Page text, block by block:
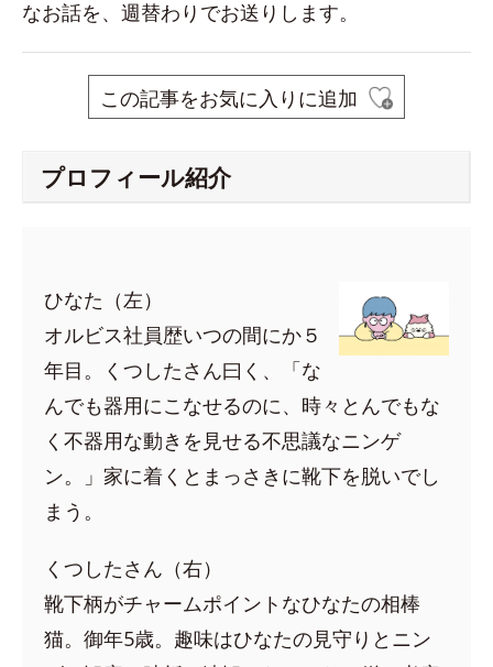
なお話を、週替わりでお送りします。
この記事をお気に入りに追加
プロフィール紹介
ひなた（左）
オルビス社員歴いつの間にか５
年目。くつしたさん曰く、「な
んでも器用にこなせるのに、時々とんでもな
く不器用な動きを見せる不思議なニンゲ
ン。」家に着くとまっさきに靴下を脱いでし
まう。
くつしたさん（右）
靴下柄がチャームポイントなひなたの相棒
猫。御年5歳。趣味はひなたの見守りとニン